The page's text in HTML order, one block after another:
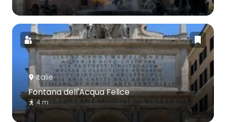
Italie
Fontana dell'Acqua Felice
4 m